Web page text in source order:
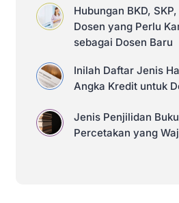
Hubungan BKD,
Dosen yang Perlu
sebagai Dosen Baru
Inilah Daftar Jenis
Angka Kredit untuk
Jenis Penjilidan
Percetakan yang